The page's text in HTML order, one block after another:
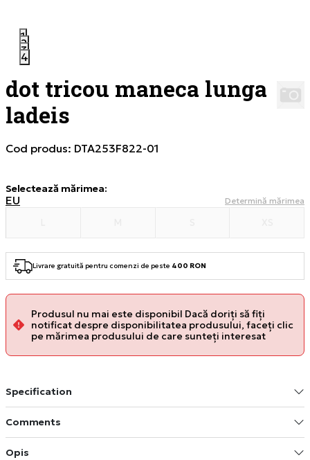
1
2
3
4
dot tricou maneca lunga
ladeis
Cod produs: DTA253F822-01
Selectează mărimea:
EU Determină mărimea
Livrare gratuită pentru comenzi de peste 400 RON
Produsul nu mai este disponibil Dacă doriți să fiți
notificat despre disponibilitatea produsului, faceți clic
pe mărimea produsului de care sunteți interesat
Specification
Comments
Opis